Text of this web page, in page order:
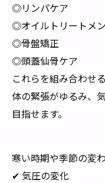
◎リンパケア
◎オイルトリートメ
◎骨盤矯正
◎頭蓋仙骨ケア
これらを組み合わせ
体の緊張がゆるみ、
目指せます。
寒い時期や季節の変
✔ 気圧の変化